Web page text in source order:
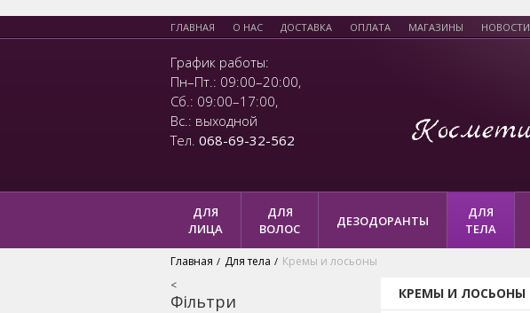
ГЛАВНАЯ О НАС ДОСТАВКА ОПЛАТА МАГАЗИНЫ НОВОСТИ
График работы:
Пн–Пт.: 09:00–20:00,
Сб.: 09:00–17:00,
Вс.: выходной
Тел. 068-69-32-562
ДЛЯ
ЛИЦА
ДЛЯ
ВОЛОС
ДЕЗОДОРАНТЫ
ДЛЯ
ТЕЛА
Главная / Для тела / Кремы и лосьоны
КРЕМЫ И ЛОСЬОНЫ
<
Фільтри